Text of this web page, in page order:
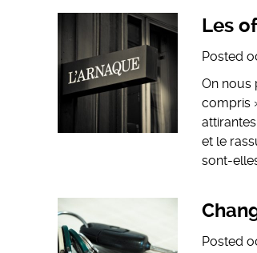
Les
Posted
On nous
compris
et le
sont-
Posted